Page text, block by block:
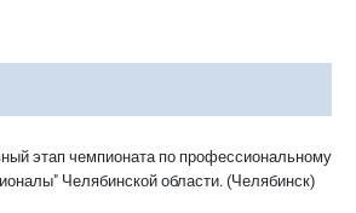
этап чемпионата по профессиональному
Челябинской области. (Челябинск)